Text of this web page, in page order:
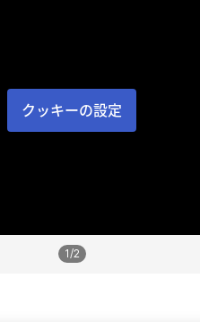
クッキーの設定
1/2